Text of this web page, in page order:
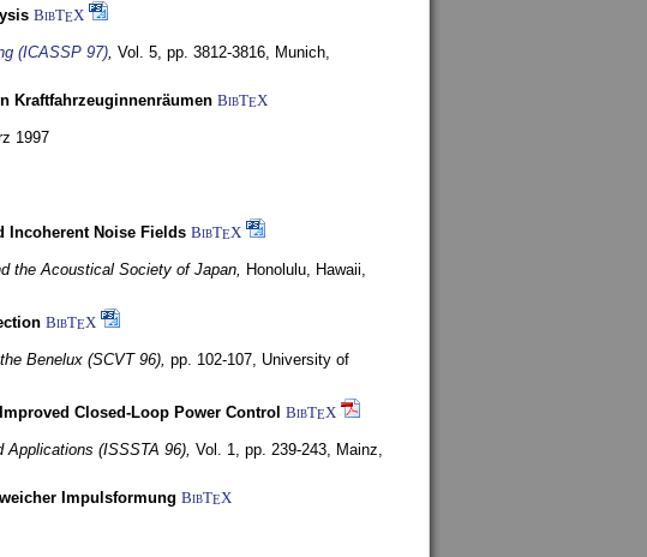
BibTEX
(ICASSP 97), Vol. 5, pp. 3812-3816, Munich,
Kraftfahrzeuginnenräumen BibTEX
1997
Incoherent Noise Fields BibTEX
the Acoustical Society of Japan, Honolulu, Hawaii,
BibTEX
Benelux (SCVT 96), pp. 102-107, University of
Closed-Loop Power Control BibTEX
Applications (ISSSTA 96), Vol. 1, pp. 239-243, Mainz,
Impulsformung BibTEX